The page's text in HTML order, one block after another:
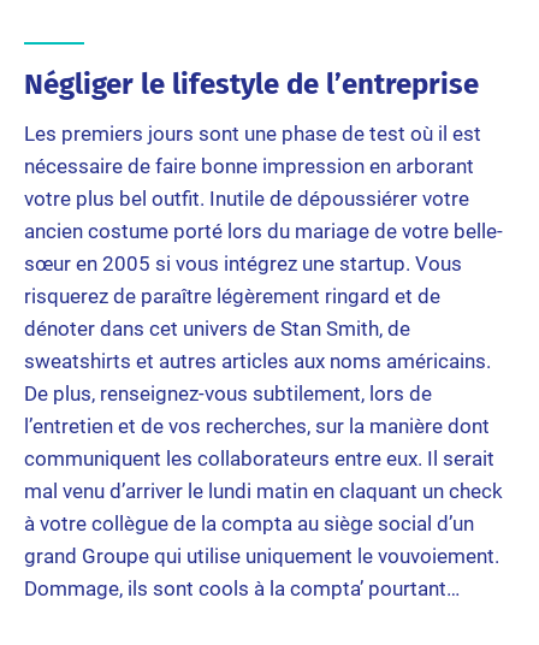
Négliger le lifestyle de l’entreprise
Les premiers jours sont une phase de test où il est
nécessaire de faire bonne impression en arborant
votre plus bel outfit. Inutile de dépoussiérer votre
ancien costume porté lors du mariage de votre belle-
sœur en 2005 si vous intégrez une startup. Vous
risquerez de paraître légèrement ringard et de
dénoter dans cet univers de Stan Smith, de
sweatshirts et autres articles aux noms américains.
De plus, renseignez-vous subtilement, lors de
l’entretien et de vos recherches, sur la manière dont
communiquent les collaborateurs entre eux. Il serait
mal venu d’arriver le lundi matin en claquant un check
à votre collègue de la compta au siège social d’un
grand Groupe qui utilise uniquement le vouvoiement.
Dommage, ils sont cools à la compta’ pourtant…